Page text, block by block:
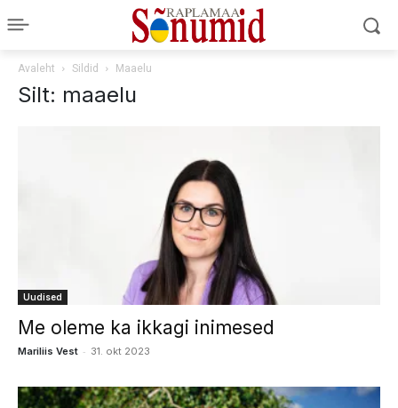
Avaleht Sildid Maaelu
Silt: maaelu
Uudised
Me oleme ka ikkagi inimesed
Mariliis Vest - 31. okt 2023